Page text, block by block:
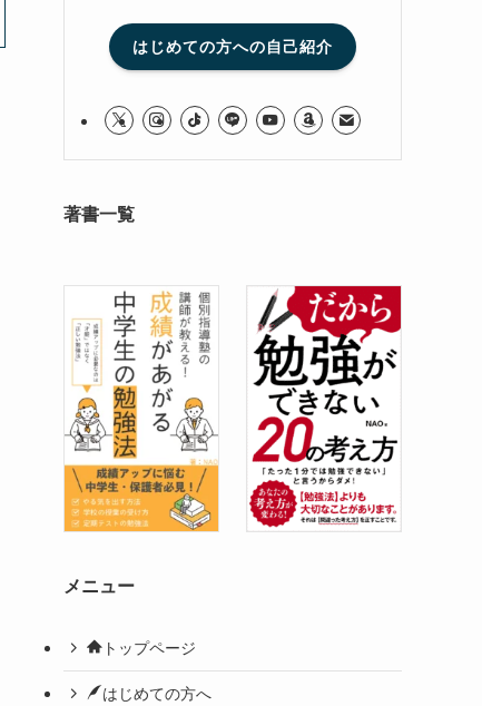
はじめての方への自己紹介
著書一覧
メニュー
トップページ
はじめての方へ